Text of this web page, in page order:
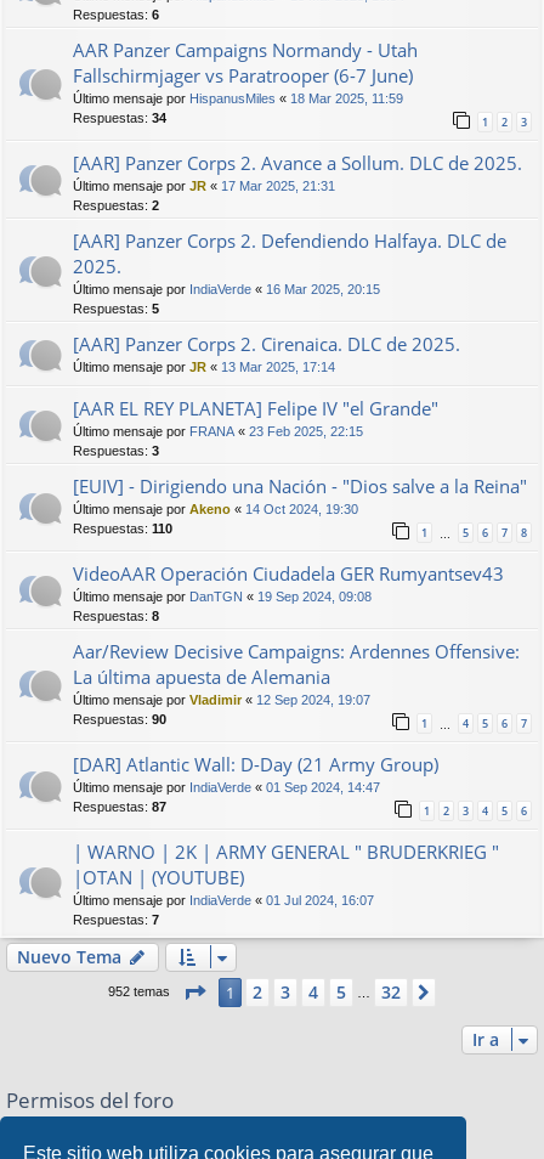
Este sitio web utiliza cookies para asegurar que
Respuestas: 6
AAR Panzer Campaigns Normandy - Utah
Fallschirmjager vs Paratrooper (6-7 June)
Último mensaje por HispanusMiles « 18 Mar 2025, 11:59
Respuestas: 34 1 2 3
[AAR] Panzer Corps 2. Avance a Sollum. DLC de 2025.
Último mensaje por JR « 17 Mar 2025, 21:31
Respuestas: 2
[AAR] Panzer Corps 2. Defendiendo Halfaya. DLC de
2025.
Último mensaje por IndiaVerde « 16 Mar 2025, 20:15
Respuestas: 5
[AAR] Panzer Corps 2. Cirenaica. DLC de 2025.
Último mensaje por JR « 13 Mar 2025, 17:14
[AAR EL REY PLANETA] Felipe IV "el Grande"
Último mensaje por FRANA « 23 Feb 2025, 22:15
Respuestas: 3
[EUIV] - Dirigiendo una Nación - "Dios salve a la Reina"
Último mensaje por Akeno « 14 Oct 2024, 19:30
Respuestas: 110 1 … 5 6 7 8
VideoAAR Operación Ciudadela GER Rumyantsev43
Último mensaje por DanTGN « 19 Sep 2024, 09:08
Respuestas: 8
Aar/Review Decisive Campaigns: Ardennes Offensive:
La última apuesta de Alemania
Último mensaje por Vladimir« 12 Sep 2024, 19:07
Respuestas: 90 1 … 4 5 6 7
[DAR] Atlantic Wall: D-Day (21 Army Group)
Último mensaje por IndiaVerde « 01 Sep 2024, 14:47
Respuestas: 87 1 2 3 4 5 6
| WARNO | 2K | ARMY GENERAL " BRUDERKRIEG "
|OTAN | (YOUTUBE)
Último mensaje por IndiaVerde « 01 Jul 2024, 16:07
Respuestas: 7
Nuevo Tema
952 temas Página de 32
1 2 3 4 5 32
Ir a
Permisos del foro
No puede responder a temas en este Foro